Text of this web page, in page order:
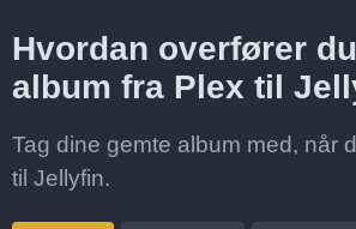
Hvordan overfører
album fra Plex til
Tag dine gemte album med, når
til Jellyfin.